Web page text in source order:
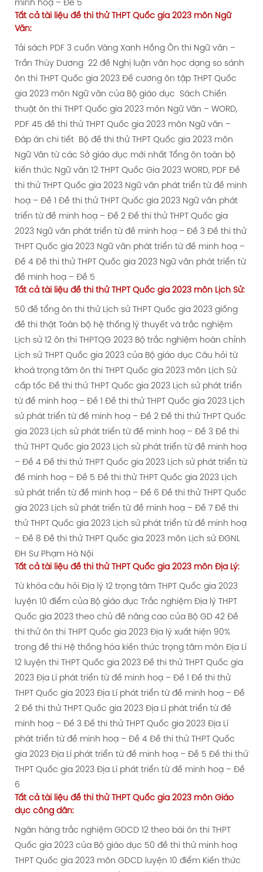
minh hoạ – Đề 5
Tất cả tài liệu đề thi thử THPT Quốc gia 2023 môn Ngữ
Văn:
Tải sách PDF 3 cuốn Vàng Xanh Hồng Ôn thi Ngữ văn –
Trần Thùy Dương 22 đề Nghị luận văn học dạng so sánh
ôn thi THPT Quốc gia 2023 Đề cương ôn tập THPT Quốc
gia 2023 môn Ngữ văn của Bộ giáo dục
Sách Chiến
thuật ôn thi THPT Quốc gia 2023 môn Ngữ Văn – WORD,
PDF 45 đề thi thử THPT Quốc gia 2023 môn Ngữ văn –
Đáp án chi tiết
Bộ đề thi thử THPT Quốc gia 2023 môn
Ngữ Văn từ các Sở giáo dục mới nhất Tổng ôn toàn bộ
kiến thức Ngữ văn 12 THPT Quốc Gia 2023 WORD, PDF Đề
thi thử THPT Quốc gia 2023 Ngữ văn phát triển từ đề minh
hoạ – Đề 1 Đề thi thử THPT Quốc gia 2023 Ngữ văn phát
triển từ đề minh hoạ – Đề 2 Đề thi thử THPT Quốc gia
2023 Ngữ văn phát triển từ đề minh hoạ – Đề 3 Đề thi thử
THPT Quốc gia 2023 Ngữ văn phát triển từ đề minh hoạ –
Đề 4 Đề thi thử THPT Quốc gia 2023 Ngữ văn phát triển từ
đề minh hoạ – Đề 5
Tất cả tài liệu đề thi thử THPT Quốc gia 2023 môn Lịch Sử:
50 đề tổng ôn thi thử Lịch sử THPT Quốc gia 2023 giống
đề thi thật Toàn bộ hệ thống lý thuyết và trắc nghiệm
Lịch sử 12 ôn thi THPTQG 2023 Bộ trắc nghiệm hoàn chỉnh
Lịch sử THPT Quốc gia 2023 của Bộ giáo dục Câu hỏi từ
khoá trọng tâm ôn thi THPT Quốc gia 2023 môn Lịch Sử
cấp tốc Đề thi thử THPT Quốc gia 2023 Lịch sử phát triển
từ đề minh hoạ – Đề 1 Đề thi thử THPT Quốc gia 2023 Lịch
sử phát triển từ đề minh hoạ – Đề 2 Đề thi thử THPT Quốc
gia 2023 Lịch sử phát triển từ đề minh hoạ – Đề 3 Đề thi
thử THPT Quốc gia 2023 Lịch sử phát triển từ đề minh hoạ
– Đề 4 Đề thi thử THPT Quốc gia 2023 Lịch sử phát triển từ
đề minh hoạ – Đề 5 Đề thi thử THPT Quốc gia 2023 Lịch
sử phát triển từ đề minh hoạ – Đề 6 Đề thi thử THPT Quốc
gia 2023 Lịch sử phát triển từ đề minh hoạ – Đề 7 Đề thi
thử THPT Quốc gia 2023 Lịch sử phát triển từ đề minh hoạ
– Đề 8 Đề thi thử THPT Quốc gia 2023 môn Lịch sử ĐGNL
ĐH Sư Phạm Hà Nội
Tất cả tài liệu đề thi thử THPT Quốc gia 2023 môn Địa Lý:
Từ khóa câu hỏi Địa lý 12 trọng tâm THPT Quốc gia 2023
luyện 10 điểm của Bộ giáo dục Trắc nghiệm Địa lý THPT
Quốc gia 2023 theo chủ đề nâng cao của Bộ GD 42 Đề
thi thử ôn thi THPT Quốc gia 2023 Địa lý xuất hiện 90%
trong đề thi Hệ thống hóa kiến thức trọng tâm môn Địa Lí
12 luyện thi THPT Quốc gia 2023 Đề thi thử THPT Quốc gia
2023 Địa Lí phát triển từ đề minh hoạ – Đề 1 Đề thi thử
THPT Quốc gia 2023 Địa Lí phát triển từ đề minh hoạ – Đề
2 Đề thi thử THPT Quốc gia 2023 Địa Lí phát triển từ đề
minh hoạ – Đề 3 Đề thi thử THPT Quốc gia 2023 Địa Lí
phát triển từ đề minh hoạ – Đề 4 Đề thi thử THPT Quốc
gia 2023 Địa Lí phát triển từ đề minh hoạ – Đề 5 Đề thi thử
THPT Quốc gia 2023 Địa Lí phát triển từ đề minh hoạ – Đề
6
Tất cả tài liệu đề thi thử THPT Quốc gia 2023 môn Giáo
dục công dân:
Ngân hàng trắc nghiệm GDCD 12 theo bài ôn thi THPT
Quốc gia 2023 của Bộ giáo dục 50 đề thi thử minh hoạ
THPT Quốc gia 2023 môn GDCD luyện 10 điểm Kiến thức